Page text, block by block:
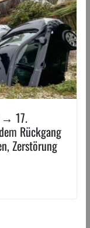
→ 17.
Rückgang
Zerstörung